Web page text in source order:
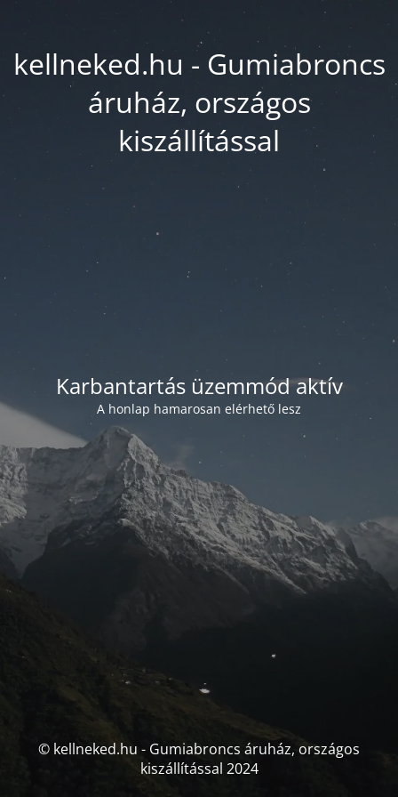
kellneked.hu - Gumiabroncs
áruház, országos
kiszállítással
Karbantartás üzemmód aktív
A honlap hamarosan elérhető lesz
© kellneked.hu - Gumiabroncs áruház, országos
kiszállítással 2024